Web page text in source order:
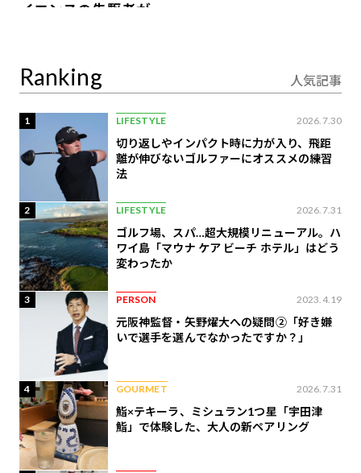
イエンスの先駆者が語
Ranking 人気記事
1 LIFESTYLE 2026.7.30
切り返しやインパクト時に力が入り、飛距
離が伸びないゴルファーにオススメの練習
法
2 LIFESTYLE 2026.7.31
ゴルフ場、スパ…超大規模リニューアル。ハ
ワイ島「マウナ ケア ビーチ ホテル」はどう
変わったか
3 PERSON 2023.4.19
元阪神監督・矢野燿大への疑問②「好き嫌
いで選手を選んでなかったですか？」
4 GOURMET 2026.7.31
鮨×テキーラ、ミシュラン1つ星「宇田津
鮨」で体験した、大人の新ペアリング